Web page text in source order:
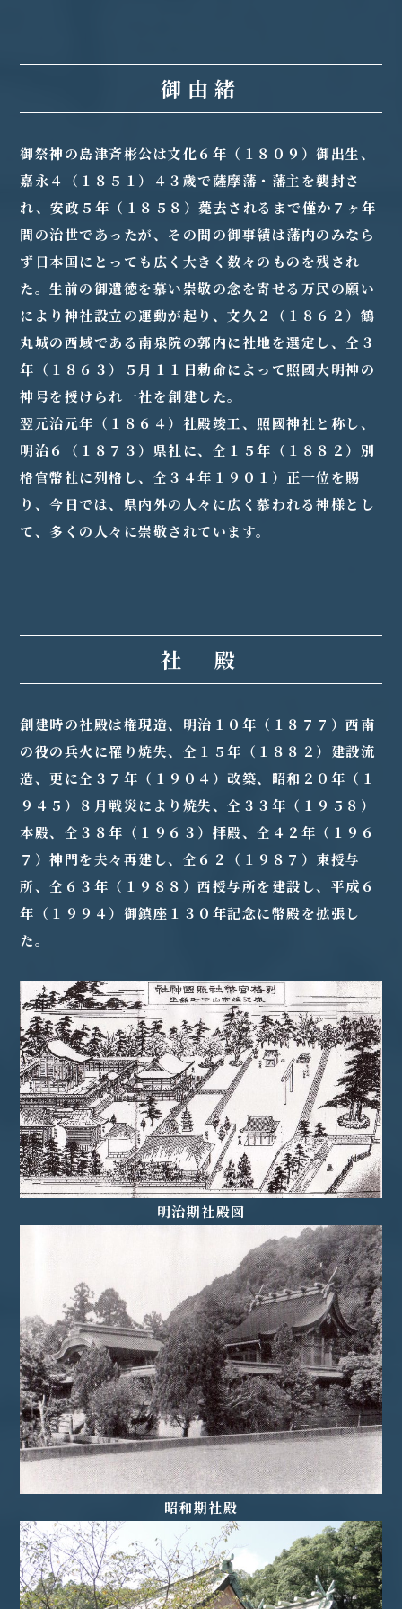
御由緒
御祭神の島津斉彬公は文化６年（１８０９）御出生、
嘉永４（１８５１）４３歳で薩摩藩・藩主を襲封さ
れ、安政５年（１８５８）薨去されるまで僅か７ヶ年
間の治世であったが、その間の御事績は藩内のみなら
ず日本国にとっても広く大きく数々のものを残され
た。生前の御遺徳を慕い崇敬の念を寄せる万民の願い
により神社設立の運動が起り、文久２（１８６２）鶴
丸城の西域である南泉院の郭内に社地を選定し、仝３
年（１８６３）５月１１日勅命によって照國大明神の
神号を授けられ一社を創建した。
翌元治元年（１８６４）社殿竣工、照國神社と称し、
明治６（１８７３）県社に、仝１５年（１８８２）別
格官幣社に列格し、仝３４年１９０１）正一位を賜
り、今日では、県内外の人々に広く慕われる神様とし
て、多くの人々に崇敬されています。
社 殿
創建時の社殿は権現造、明治１０年（１８７７）西南
の役の兵火に罹り焼失、仝１５年（１８８２）建設流
造、更に仝３７年（１９０４）改築、昭和２０年（１
９４５）８月戦災により焼失、仝３３年（１９５８）
本殿、仝３８年（１９６３）拝殿、仝４２年（１９６
７）神門を夫々再建し、仝６２（１９８７）東授与
所、仝６３年（１９８８）西授与所を建設し、平成６
年（１９９４）御鎮座１３０年記念に幣殿を拡張し
た。
明治期社殿図
昭和期社殿